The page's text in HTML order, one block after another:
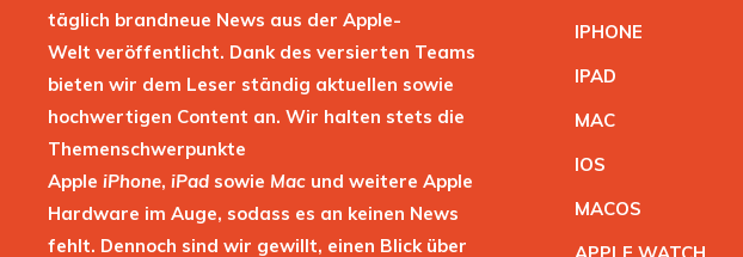
täglich brandneue News aus der Apple-
Welt veröffentlicht. Dank des versierten Teams
bieten wir dem Leser ständig aktuellen sowie
hochwertigen Content an. Wir halten stets die
Themenschwerpunkte
Apple iPhone, iPad sowie Mac und weitere Apple
Hardware im Auge, sodass es an keinen News
fehlt. Dennoch sind wir gewillt, einen Blick über
IPHONE
IPAD
MAC
IOS
MACOS